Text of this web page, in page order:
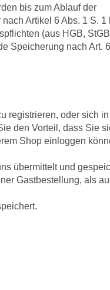
bis zum Ablauf der
Artikel 6 Abs. 1 S. 1
(aus HGB,
Speicherung nach Art.
registrieren, oder sich in
den Vorteil, dass Sie
Shop einloggen
übermittelt und
Gastbestellung, als